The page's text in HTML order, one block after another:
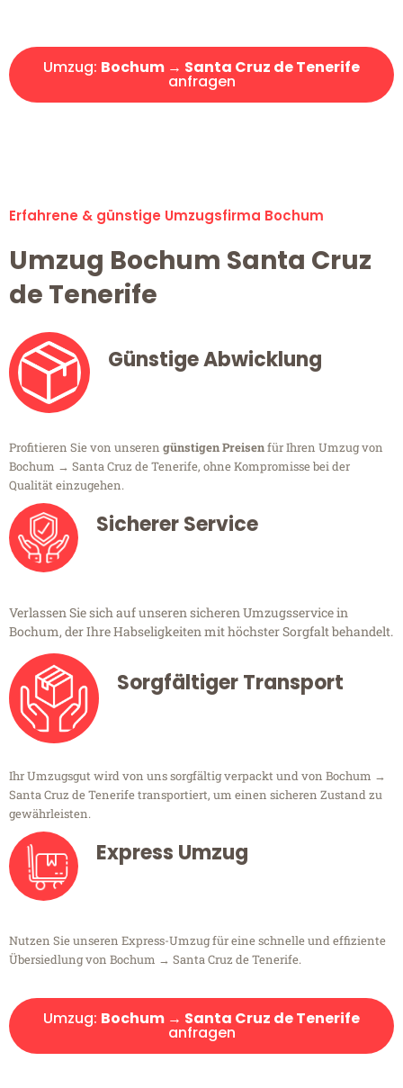
Umzug: Bochum → Santa Cruz de Tenerife
anfragen
Erfahrene & günstige Umzugsfirma Bochum
Umzug Bochum Santa Cruz
de Tenerife
Günstige Abwicklung
Profitieren Sie von unseren günstigen Preisenfür Ihren Umzug von
Bochum → Santa Cruz de Tenerife, ohne Kompromisse bei der
Qualität einzugehen.
Sicherer Service
Verlassen Sie sich auf unseren sicheren Umzugsservice in
Bochum, der Ihre Habseligkeiten mit höchster Sorgfalt behandelt.
Sorgfältiger Transport
Ihr Umzugsgut wird von uns sorgfältig verpackt und von Bochum →
Santa Cruz de Tenerife transportiert, um einen sicheren Zustand zu
gewährleisten.
Express Umzug
Nutzen Sie unseren Express-Umzug für eine schnelle und effiziente
Übersiedlung von Bochum → Santa Cruz de Tenerife.
Umzug: Bochum → Santa Cruz de Tenerife
anfragen